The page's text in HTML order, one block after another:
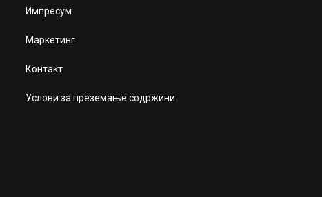
Импресум
Маркетинг
Контакт
Услови за преземање содржини